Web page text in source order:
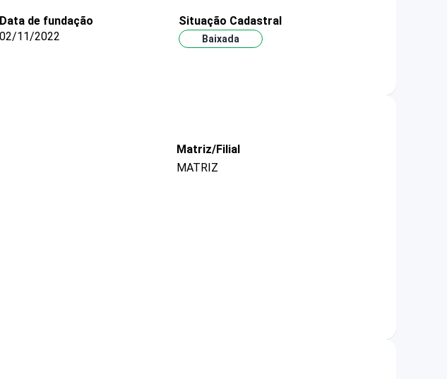
Data de fundação
02/11/2022
Situação Cadastral
Baixada
Matriz/Filial
MATRIZ